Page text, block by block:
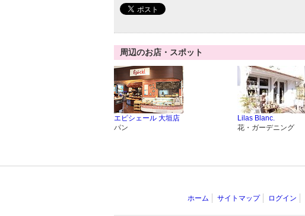
周辺のお店・スポット
エピシェール 大垣店
パン
Lilas Blanc.
花・ガーデニング
ホーム サイトマップ ログイン